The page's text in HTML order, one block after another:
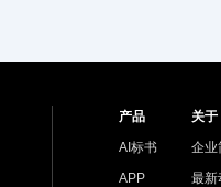
产品
AI标书
APP
关于
企业
最新